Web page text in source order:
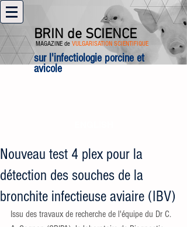
BRIN de SCIENCE
MAGAZINE de VULGARISATION SCIENTIFIQUE
sur l'infectiologie porcine et
avicole
Nouveau test 4 plex pour la
détection des souches de la
bronchite infectieuse aviaire (IBV)
Issu des travaux de recherche de l'équipe du Dr C.